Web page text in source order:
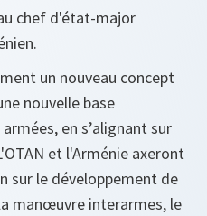
chef d'état-major
un nouveau concept
nouvelle base
en s’alignant sur
et l'Arménie axeront
sur le développement de
manœuvre interarmes, le